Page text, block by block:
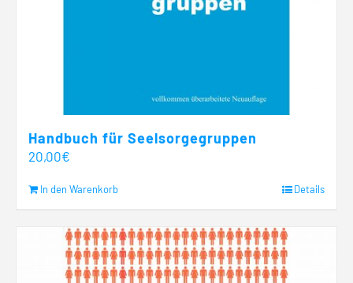
Handbuch für Seelsorgegruppen
20,00€
In den Warenkorb Details